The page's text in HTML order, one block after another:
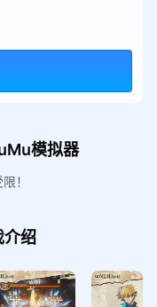
模拟器
！
介绍